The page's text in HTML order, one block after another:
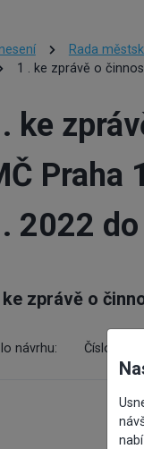
Rada
1 . ke zprávě o
ke
Praha
2022
ke zprávě o
návrhu: Číslo